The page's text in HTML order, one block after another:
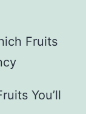
Fruits
You’ll